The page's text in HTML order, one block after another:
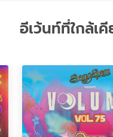
อีเว้นท์ที่ใกล้เ